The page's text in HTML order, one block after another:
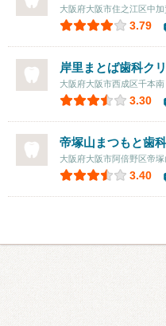
大阪府大阪市住之江区中加
3.79
岸里まとば歯科ク
大阪府大阪市西成区千本南
3.30
帝塚山まつもと歯科
大阪府大阪市阿倍野区帝塚
3.40